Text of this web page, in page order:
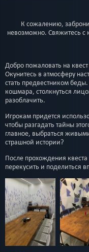
К сожалению,
невозможно. Свяжитесь с
Добро пожаловать на квест
Окунитесь в атмосферу
стать предвестником
кошмара, столкнуться
разоблачить.
Игрокам придется
чтобы разгадать тайны
главное, выбраться
страшной истории?
После прохождения
перекусить и поделиться